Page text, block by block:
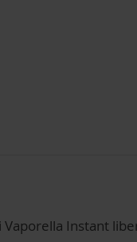
Instant